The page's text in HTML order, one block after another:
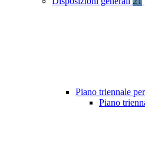
Piano triennale
Piano